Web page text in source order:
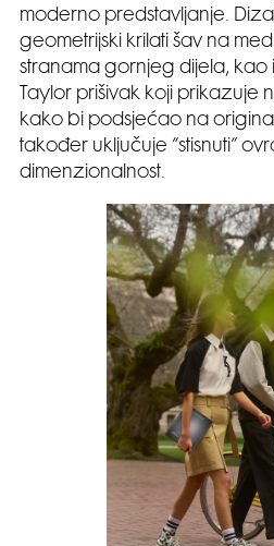
moderno predstavljanje.
geometrijski krilati šav na
stranama gornjeg dijela, kao
Taylor prišivak koji prikazuje
kako bi podsjećao na
također uključuje “stisnuti”
dimenzionalnost.